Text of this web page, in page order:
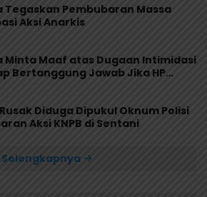
Pembubaran Massa
Aksi Anarkis
Minta Maaf atas Dugaan Intimidasi
Bertanggung Jawab Jika HP
Diduga Dipukul Oknum Polisi
Aksi KNPB di Sentani
Selengkapnya